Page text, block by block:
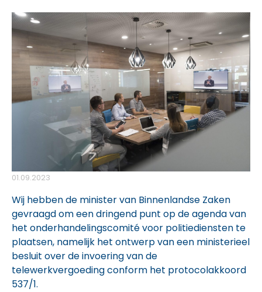
01.09.2023
Wij hebben de minister van Binnenlandse Zaken
gevraagd om een dringend punt op de agenda van
het onderhandelingscomité voor politiediensten te
plaatsen, namelijk het ontwerp van een ministerieel
besluit over de invoering van de
telewerkvergoeding conform het protocolakkoord
537/1.